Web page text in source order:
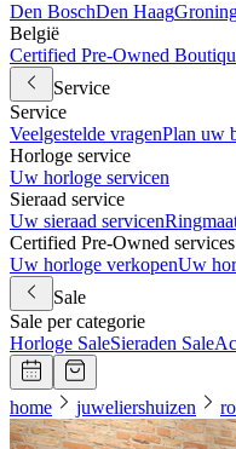
Den BoschDen Haag
België
Certified Pre-Owned
Service
Service
Veelgestelde vragenPlan uw
Horloge service
Uw horloge servicen
Sieraad service
Uw sieraad servicen
Certified Pre-Owned services
Uw horloge verkopenUw
Sale
Sale per categorie
Horloge SaleSieraden Sale
home juweliershuizen